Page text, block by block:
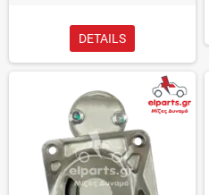
DETAILS